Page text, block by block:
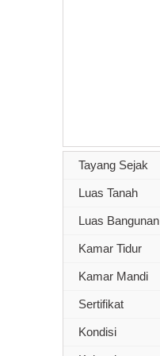
Tayang Sejak
Luas Tanah
Luas Bangunan
Kamar Tidur
Kamar Mandi
Sertifikat
Kondisi